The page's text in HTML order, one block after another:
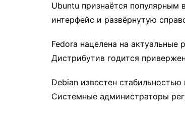
Ubuntu признаётся
интерфейс и развёрнутую
Fedora нацелена на
Дистрибутив годится
Debian известен
Системные администраторы